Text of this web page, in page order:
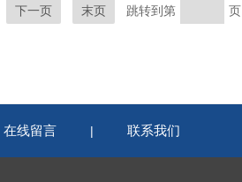
下一页 末页 跳转到第 页
在线留言 | 联系我们